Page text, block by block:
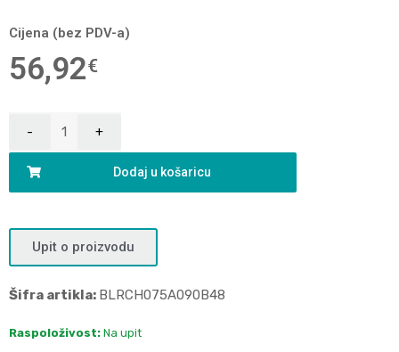
Cijena (bez PDV-a)
56,92€
Dodaj u košaricu
Upit o proizvodu
Šifra artikla: BLRCH075A090B48
Raspoloživost: Na upit